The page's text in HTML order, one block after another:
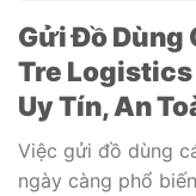
Gửi Đồ Dùng
Tre Logistics
Uy Tín, An
Việc gửi đồ dùng
ngày càng phổ